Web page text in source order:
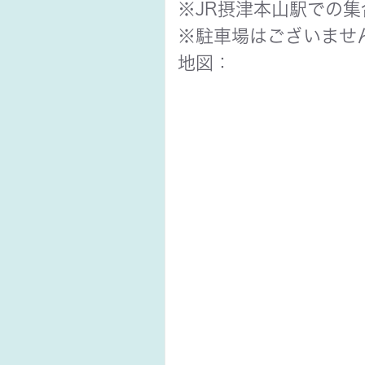
※JR摂津本山駅での集
※駐車場はございませ
地図：